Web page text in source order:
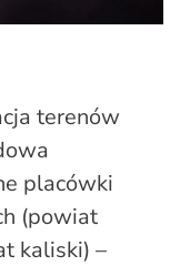
terenów
placówki
(powiat
kaliski) –